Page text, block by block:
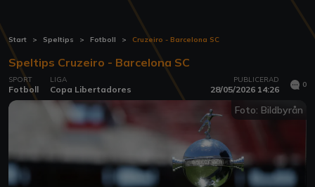
Start Speltips Fotboll Cruzeiro - Barcelona SC
Speltips Cruzeiro - Barcelona SC
SPORT
Fotboll
LIGA
Copa Libertadores
PUBLICERAD
28/05/2026 14:26 0
Foto: Bildbyrån